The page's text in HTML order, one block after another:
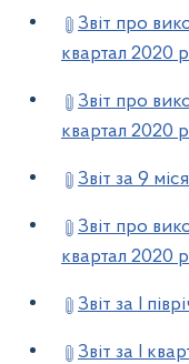
Звіт про
квартал 2020
Звіт про
квартал 2020
Звіт за 9
Звіт про
квартал 2020
Звіт за І
Звіт за І